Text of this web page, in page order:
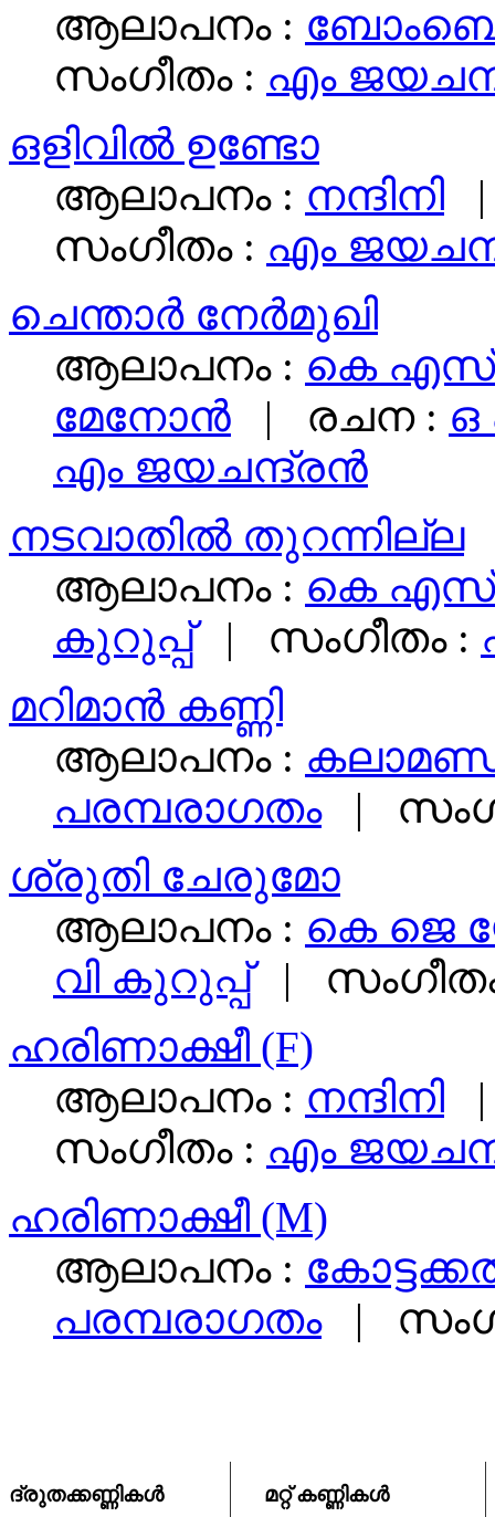
ആലാപനം :
സംഗീതം : എം
ഒളിവിൽ ഉണ്ടോ
ആലാപനം : നന്ദിനി
സംഗീതം : എം
ചെന്താർ നേർമുഖി
ആലാപനം : കെ എസ്‌
മേനോന്‍ | രചന : ഒ
എം ജയചന്ദ്രന്‍
നടവാതിൽ തുറന്നില്ല
ആലാപനം : കെ എസ്‌
കുറുപ്പ്| സംഗീതം :
മറി­മാൻ ക­ണ്ണി
ആലാപനം :
പരമ്പരാഗതം|
ശ്രുതി ചേരുമോ
ആലാപനം : കെ ജെ
വി കുറുപ്പ്|
ഹരിണാക്ഷീ (F)
ആലാപനം : നന്ദിനി
സംഗീതം : എം
ഹരിണാക്ഷീ (M)
ആലാപനം :
പരമ്പരാഗതം|
ദ്രുതക്കണ്ണികള്‍ മറ്റ് കണ്ണികള്‍